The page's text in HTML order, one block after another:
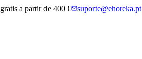
a partir de 400 € suporte@ehoreka.pt